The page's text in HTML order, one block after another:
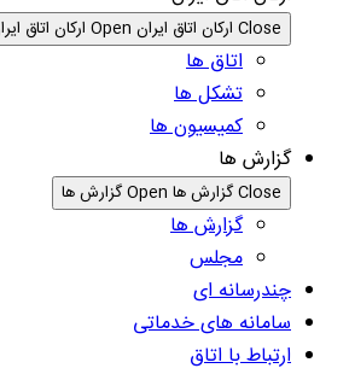
Close ارکان اتاق ایران Open ارکان اتاق ایران
اتاق ها
تشکل ها
کمیسیون ها
گزارش ها
Close گزارش ها Open گزارش ها
گزارش ها
مجلس
چندرسانه ای
سامانه های خدماتی
ارتباط با اتاق